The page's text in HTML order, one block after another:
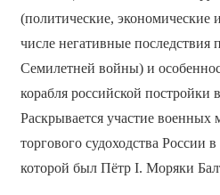
(политические, экономические
числе негативные последствия
Семилетней войны) и
корабля российской постройки
Раскрывается участие военных
торгового судоходства
которой был Пётр I. Моряки